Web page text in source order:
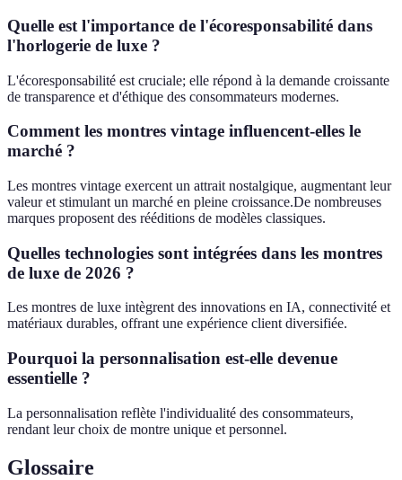
Quelle est l'importance de l'écoresponsabilité dans
l'horlogerie de luxe ?
L'écoresponsabilité est cruciale; elle répond à la demande croissante
de transparence et d'éthique des consommateurs modernes.
Comment les montres vintage influencent-elles le
marché ?
Les montres vintage exercent un attrait nostalgique, augmentant leur
valeur et stimulant un marché en pleine croissance.De nombreuses
marques proposent des rééditions de modèles classiques.
Quelles technologies sont intégrées dans les montres
de luxe de 2026 ?
Les montres de luxe intègrent des innovations en IA, connectivité et
matériaux durables, offrant une expérience client diversifiée.
Pourquoi la personnalisation est-elle devenue
essentielle ?
La personnalisation reflète l'individualité des consommateurs,
rendant leur choix de montre unique et personnel.
Glossaire